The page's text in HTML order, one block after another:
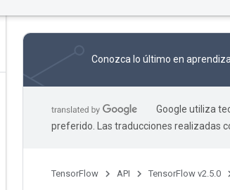
Conozca lo último en
Google utiliza
preferido. Las traducciones realizadas
TensorFlow API TensorFlow v2.5.0